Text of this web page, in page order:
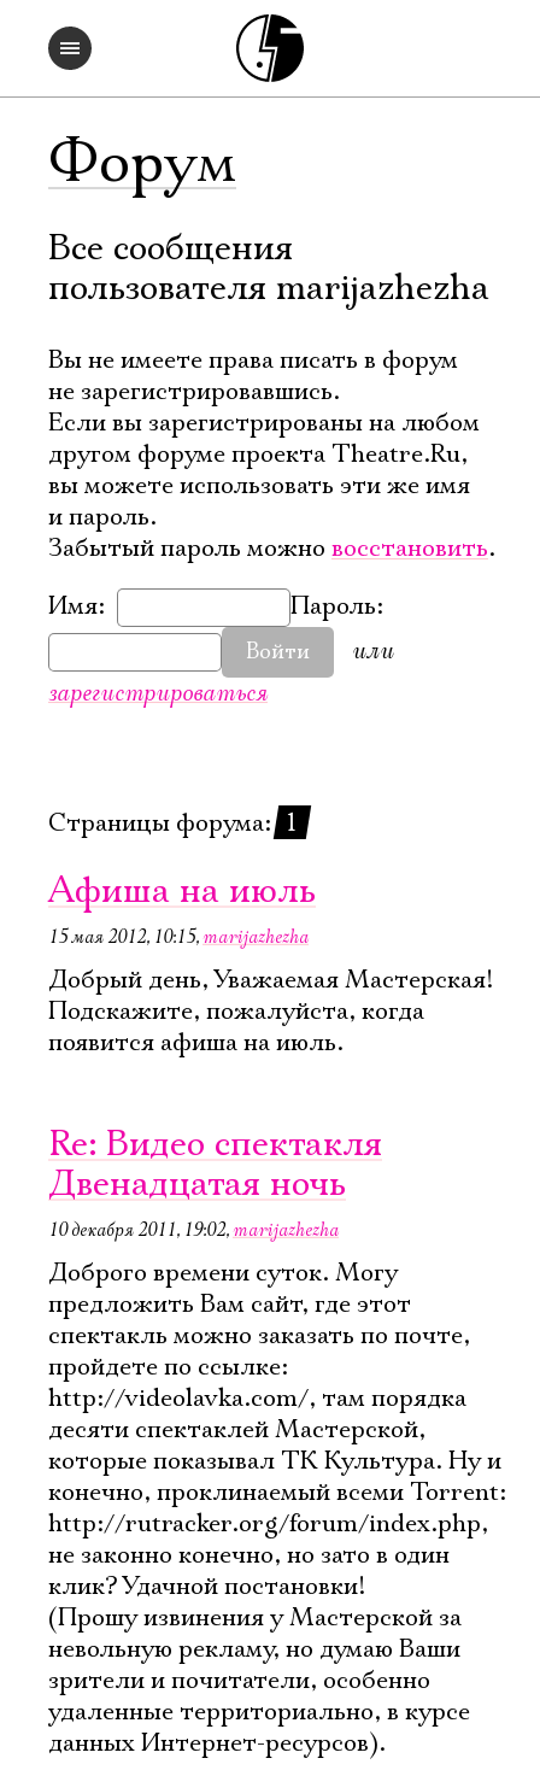
Форум
Все сообщения
пользователя marijazhezha
Вы не имеете права писать в форум
не зарегистрировавшись.
Если вы зарегистрированы на любом
другом форуме проекта Theatre.Ru,
вы можете использовать эти же имя
и пароль.
Забытый пароль можно восстановить.
Имя:
Пароль:
Войти
или
зарегистрироваться
Страницы форума: 1
Афиша на июль
15 мая 2012, 10:15,marijazhezha
Добрый день, Уважаемая Мастерская!
Подскажите, пожалуйста, когда
появится афиша на июль.
Re: Видео спектакля
Двенадцатая ночь
10 декабря 2011, 19:02,marijazhezha
Доброго времени суток. Могу
предложить Вам сайт, где этот
спектакль можно заказать по почте,
пройдете по ссылке:
http://videolavka.com/, там порядка
десяти спектаклей Мастерской,
которые показывал ТК Культура. Ну и
конечно, проклинаемый всеми Torrent:
http://rutracker.org/forum/index.php,
не законно конечно, но зато в один
клик? Удачной постановки!
(Прошу извинения у Мастерской за
невольную рекламу, но думаю Ваши
зрители и почитатели, особенно
удаленные территориально, в курсе
данных Интернет-ресурсов).